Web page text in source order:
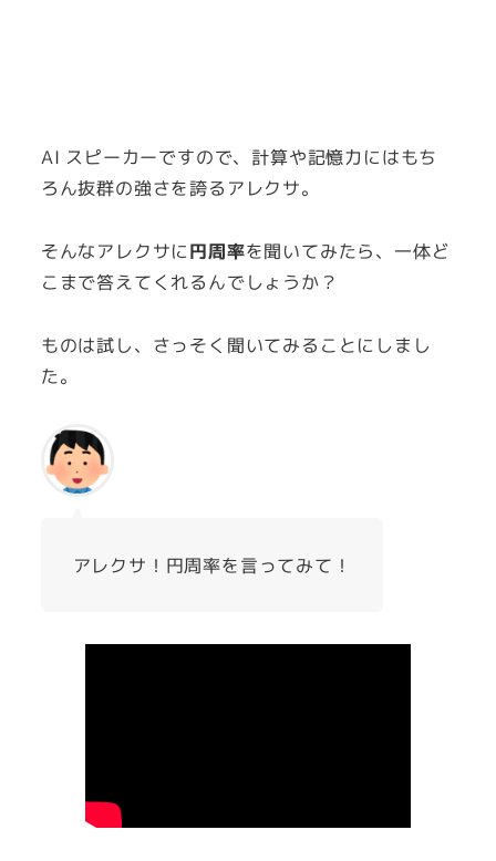
AI スピーカーですので、計算や記憶力にはもち
ろん抜群の強さを誇るアレクサ。
そんなアレクサに円周率を聞いてみたら、一体ど
こまで答えてくれるんでしょうか？
ものは試し、さっそく聞いてみることにしまし
た。
アレクサ！円周率を言ってみて！